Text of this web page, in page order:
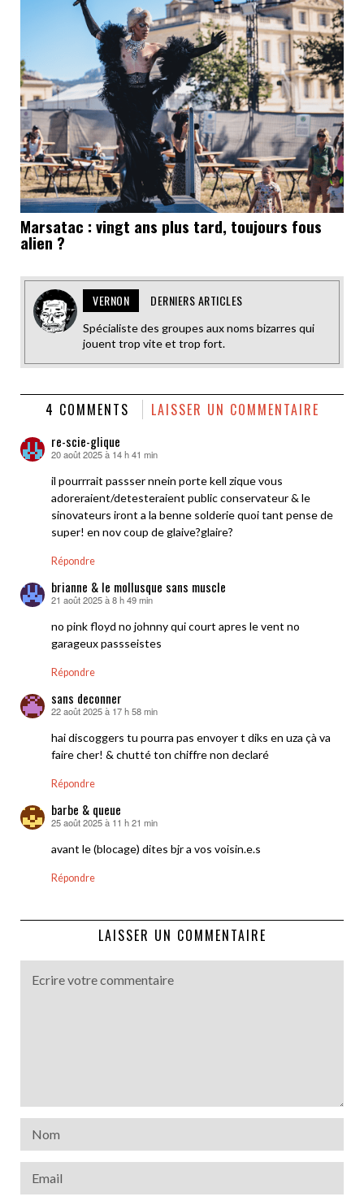
Marsatac : vingt ans plus tard, toujours fous
alien ?
VERNON DERNIERS ARTICLES
Spécialiste des groupes aux noms bizarres qui
jouent trop vite et trop fort.
4 COMMENTS LAISSER UN COMMENTAIRE
re-scie-glique
dit :
20 août 2025 à 14 h 41 min
il pourrrait passser nnein porte kell zique vous
adoreraient/detesteraient public conservateur & le
sinovateurs iront a la benne solderie quoi tant pense de
super! en nov coup de glaive?glaire?
Répondre
brianne & le mollusque sans muscle
dit :
21 août 2025 à 8 h 49 min
no pink floyd no johnny qui court apres le vent no
garageux passseistes
Répondre
sans deconner
dit :
22 août 2025 à 17 h 58 min
hai discoggers tu pourra pas envoyer t diks en uza çà va
faire cher! & chutté ton chiffre non declaré
Répondre
barbe & queue
dit :
25 août 2025 à 11 h 21 min
avant le (blocage) dites bjr a vos voisin.e.s
Répondre
LAISSER UN COMMENTAIRE